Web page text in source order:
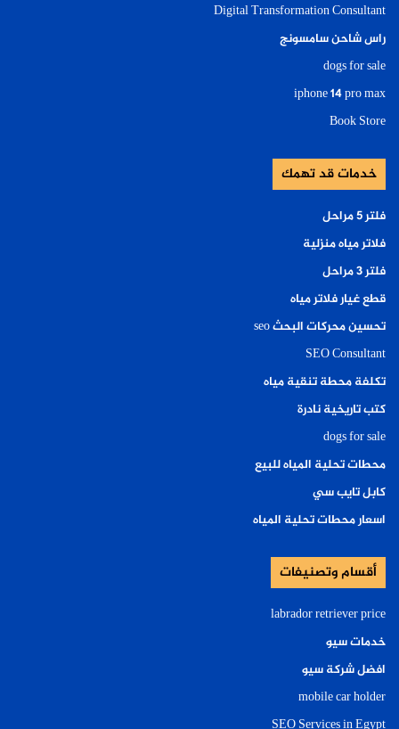
Digital Transformation Consultant
راس شاحن سامسونج
dogs for sale
iphone 14 pro max
Book Store
خدمات قد تهمك
فلتر ٥ مراحل
فلاتر مياه منزلية
فلتر ٣ مراحل
قطع غيار فلاتر مياه
تحسين محركات البحث seo
SEO Consultant
تكلفة محطة تنقية مياه
كتب تاريخية نادرة
dogs for sale
محطات تحلية المياه للبيع
كابل تايب سي
اسعار محطات تحلية المياه
أقسام وتصنيفات
labrador retriever price
خدمات سيو
افضل شركة سيو
mobile car holder